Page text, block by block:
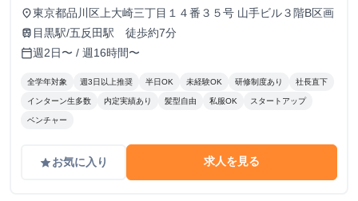
ブ制度あり。 1件の商談実施につき、500円のインセンティ
ブを支給します。 商談につながるアポイントを取得するこ
とで、インセンティブが発生する仕組みです。 ▼こんな方
にピッタリ！ ・学生のうちからガッツリ稼ぎたい！ ・成果
に見合った給料が欲しい！ ・成長意欲があり、挑戦する環
に挑戦しましょう！
place東京都品川区上大崎三丁目１４番３５号 山手ビル３階B区画
train 目黒駅/五反田駅 徒歩約7分
calendar_today週2日〜 / 週16時間〜
全学年対象 週3日以上推奨 半日OK 未経験OK 研修制度あり 社長直下
インターン生多数 内定実績あり 髪型自由 私服OK スタートアップ
ベンチャー
gradeお気に入り 求人を見る